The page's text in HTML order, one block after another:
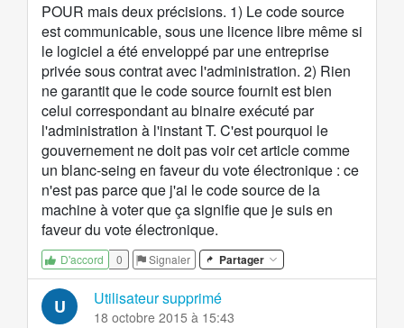
POUR mais deux précisions. 1) Le code source
est communicable, sous une licence libre même si
le logiciel a été enveloppé par une entreprise
privée sous contrat avec l'administration. 2) Rien
ne garantit que le code source fournit est bien
celui correspondant au binaire exécuté par
l'administration à l'instant T. C'est pourquoi le
gouvernement ne doit pas voir cet article comme
un blanc-seing en faveur du vote électronique : ce
n'est pas parce que j'ai le code source de la
machine à voter que ça signifie que je suis en
faveur du vote électronique.
D'accord 0 Signaler Partager
U Utilisateur supprimé
18 octobre 2015 à 15:43